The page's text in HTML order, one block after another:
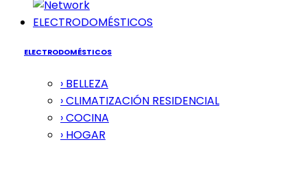
ELECTRODOMÉSTICOS
ELECTRODOMÉSTICOS
› BELLEZA
› CLIMATIZACIÓN RESIDENCIAL
› COCINA
› HOGAR